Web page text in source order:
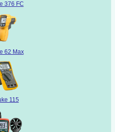
376 FC
62 Max
115